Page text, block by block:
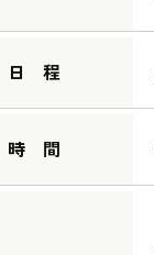
日 程
時 間